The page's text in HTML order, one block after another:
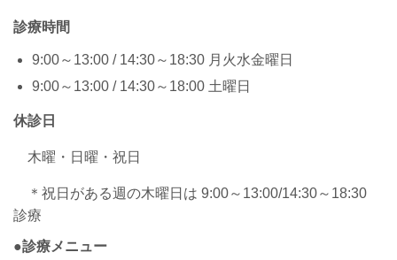
診療時間
9:00～13:00 / 14:30～18:30 月火水金曜日
9:00～13:00 / 14:30～18:00 土曜日
休診日
木曜・日曜・祝日
＊祝日がある週の木曜日は 9:00～13:00/14:30～18:30
診療
●診療メニュー